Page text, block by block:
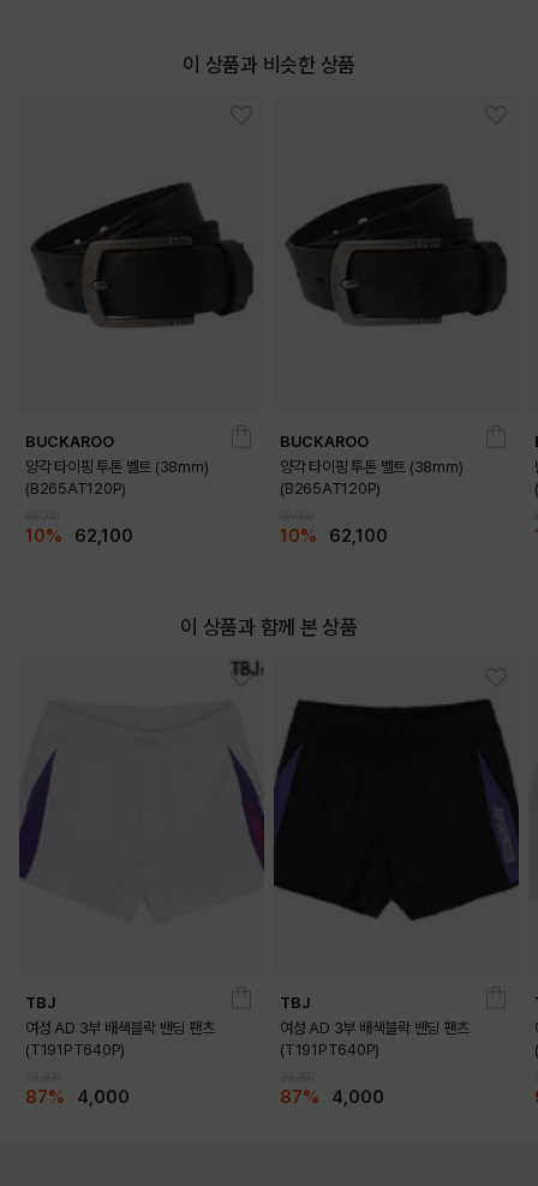
이 상품과 비슷한 상품
BUCKAROO
양각 타이핑 투톤 벨트 (38mm)
(B265AT120P)
10% 62,100
BUCKAROO
양각 타이핑 투톤 벨트 (38mm)
(B265AT120P)
10% 62,100
이 상품과 함께 본 상품
TBJ
여성 AD 3부 배색블락 밴딩 팬츠
(T191PT640P)
87% 4,000
TBJ
여성 AD 3부 배색블락 밴딩 팬츠
(T191PT640P)
87% 4,000